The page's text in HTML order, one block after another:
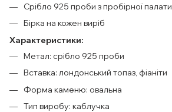
Срібло 925 проби з пробірної палати
Бірка на кожен виріб
Характеристики:
Метал: срібло 925 проби
Вставка: лондонський топаз, фіаніти
Форма каменю: овальна
Тип виробу: каблучка